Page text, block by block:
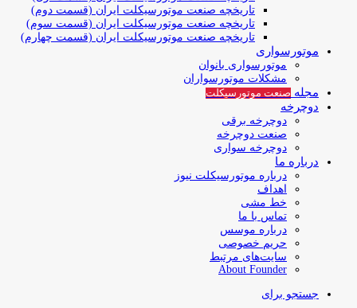
تاریخچه صنعت موتورسیکلت ایران (قسمت دوم)
تاریخچه صنعت موتورسیکلت ایران (قسمت سوم)
تاریخچه صنعت موتورسیکلت ایران (قسمت چهارم)
موتورسواری
موتورسواری بانوان
مشکلات موتورسواران
مجله صنعت موتورسیکلت
دوچرخه
دوچرخه برقی
صنعت دوچرخه
دوچرخه سواری
درباره ما
درباره موتورسیکلت نیوز
اهداف
خط مشی
تماس با ما
درباره موسس
حریم خصوصی
سایت‌های مرتبط
About Founder
جستجو برای